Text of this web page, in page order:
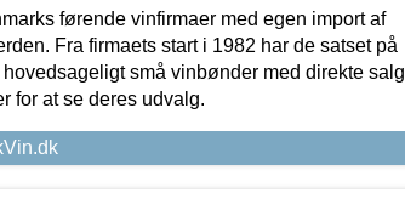
førende vinfirmaer med egen import af
Fra firmaets start i 1982 har de satset på
små vinbønder med direkte salg
for at se deres udvalg.